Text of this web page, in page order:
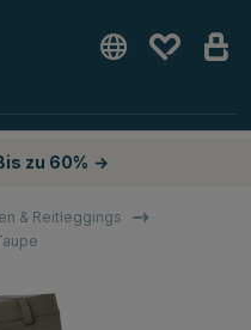
zu 60% →
& Reitleggings